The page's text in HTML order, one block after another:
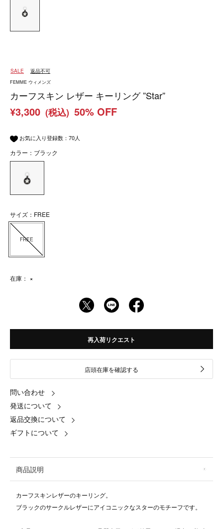
SALE 返品不可
FEMME ウィメンズ
カーフスキン レザー キーリング ”Star”
¥3,300 (税込) 50% OFF
お気に入り登録数： 70人
カラー：ブラック
サイズ：FREE
FREE
在庫： ×
再入荷リクエスト
店頭在庫を確認する
問い合わせ
発送について
返品交換について
ギフトについて
商品説明
カーフスキンレザーのキーリング。
ブラックのサークルレザーにアイコニックなスターのモチーフです。